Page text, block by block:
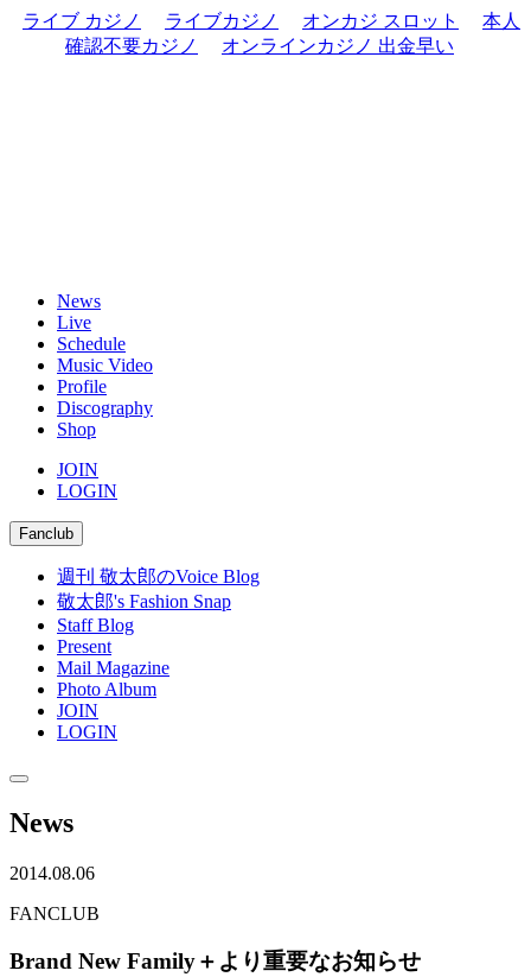
ライブ カジノ ライブカジノ オンカジ スロット
本人
確認不要カジノ
オンラインカジノ 出金早い
News
Live
Schedule
Music Video
Profile
Discography
Shop
JOIN
LOGIN
Fanclub
週刊 敬太郎のVoice Blog
敬太郎's Fashion Snap
Staff Blog
Present
Mail Magazine
Photo Album
JOIN
LOGIN
News
2014.08.06
FANCLUB
Brand New Family＋より重要なお知らせ